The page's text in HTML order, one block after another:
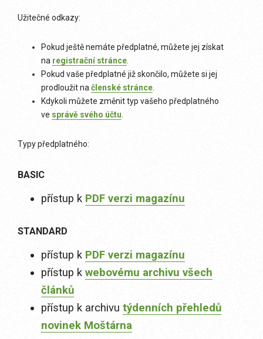
Užitečné odkazy:
Pokud ještě nemáte předplatné, můžete jej získat
na registrační stránce
Pokud vaše předplatné již skončilo, můžete si jej
prodloužit na členské stránce
Kdykoli můžete změnit typ vašeho předplatného
ve správě svého účtu
Typy předplatného:
BASIC
přístup k PDF verzi magazínu
STANDARD
přístup k PDF verzi magazínu
přístup k webovému archivu všech
článků
přístup k archivu týdenních přehledů
novinek Moštárna